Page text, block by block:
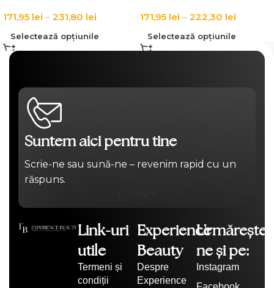
171,95 lei – 231,80 lei
Selectează opțiunile
171,95 lei – 222,30 lei
Selectează opțiunile
Suntem aici pentru tine
Scrie-ne sau sună-ne – revenim rapid cu un
răspuns.
Link-uri
utile
Termeni și
condiții
Experience
Beauty
Despre
Experience
Urmărește-
ne și pe:
Instagram